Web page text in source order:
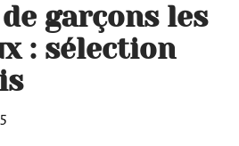
garçons les
: sélection